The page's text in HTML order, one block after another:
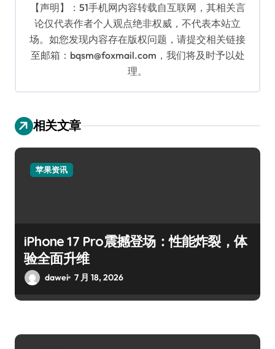
【声明】：51手机网内容转载自互联网，其相关言
论仅代表作者个人观点绝非权威，不代表本站立
场。如您发现内容存在版权问题，请提交相关链接
至邮箱：bqsm@foxmail.com，我们将及时予以处
理。
相关文章
苹果资讯
iPhone 17 Pro震撼登场：性能炸裂，体
验全面升维
dawei 7 月 18, 2026